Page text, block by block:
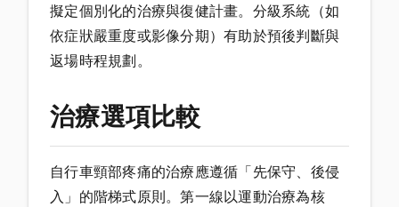
擬定個別化的治療與復健計畫。分級系統（如
依症狀嚴重度或影像分期）有助於預後判斷與
返場時程規劃。
治療選項比較
自行車頸部疼痛的治療應遵循「先保守、後侵
入」的階梯式原則。第一線以運動治療為核